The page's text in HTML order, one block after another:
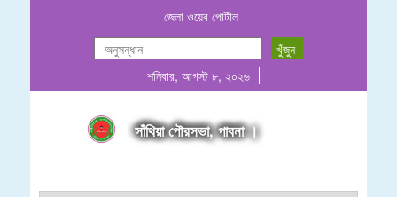
জেলা ওয়েব পোর্টাল
শনিবার, আগস্ট ৮, ২০২৬
সাঁথিয়া পৌরসভা, পাবনা ।